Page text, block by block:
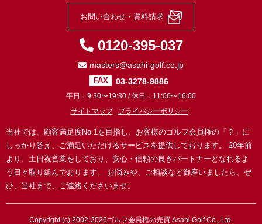
当社では、顧客満足度No.1を目指し、お客様のゴルフ会員権の「？」に
しっかり答え、ご満足いただけるサービスを提供しております。
20年前
より、土日祝営業をしており、安心・信頼の良きパートナーとなれるよ
う日々取り組んでおります。
お悩みや、ご相談など御座いましたら、ぜ
ひ、当社まで、ご連絡くださいませ。
お問い合わせ・資料請求
0120-395-037
masters@asahi-golf.co.jp
FAX 03-3278-9886
平日：9:30〜19:30 / 休日：11:00〜16:00
サイトマップ
プライバシーポリシー
Copyright (c) 2002-2026ゴルフ会員権の売買 Asahi Golf Co., Ltd.